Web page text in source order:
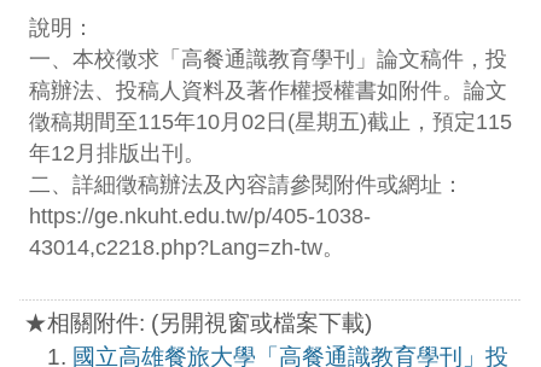
說明：
一、本校徵求「高餐通識教育學刊」論文稿件，投
稿辦法、投稿人資料及著作權授權書如附件。論文
徵稿期間至115年10月02日(星期五)截止，預定115
年12月排版出刊。
二、詳細徵稿辦法及內容請參閱附件或網址：
https://ge.nkuht.edu.tw/p/405-1038-
43014,c2218.php?Lang=zh-tw。
★相關附件: (另開視窗或檔案下載)
國立高雄餐旅大學「高餐通識教育學刊」投